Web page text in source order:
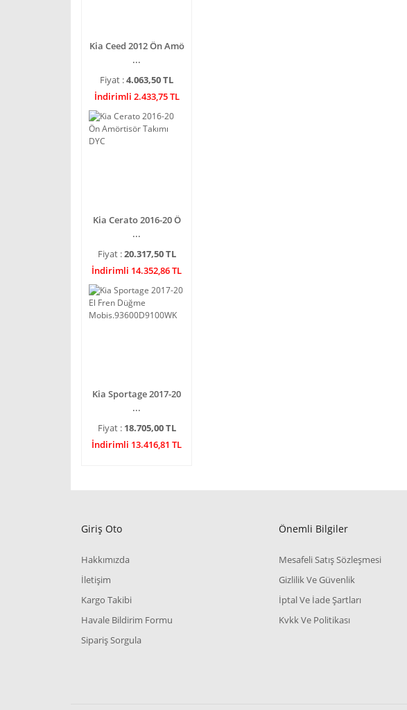
Kia Ceed 2012 Ön Amö
...
Fiyat :4.063,50 TL
İndirimli 2.433,75 TL
Kia Cerato 2016-20 Ö
...
Fiyat :20.317,50 TL
İndirimli 14.352,86 TL
Kia Sportage 2017-20
...
Fiyat : 18.705,00 TL
İndirimli 13.416,81 TL
Giriş Oto
Hakkımızda
İletişim
Kargo Takibi
Havale Bildirim Formu
Sipariş Sorgula
Önemli Bilgiler
Mesafeli Satış Sözleşmesi
Gizlilik Ve Güvenlik
İptal Ve İade Şartları
Kvkk Ve Politikası